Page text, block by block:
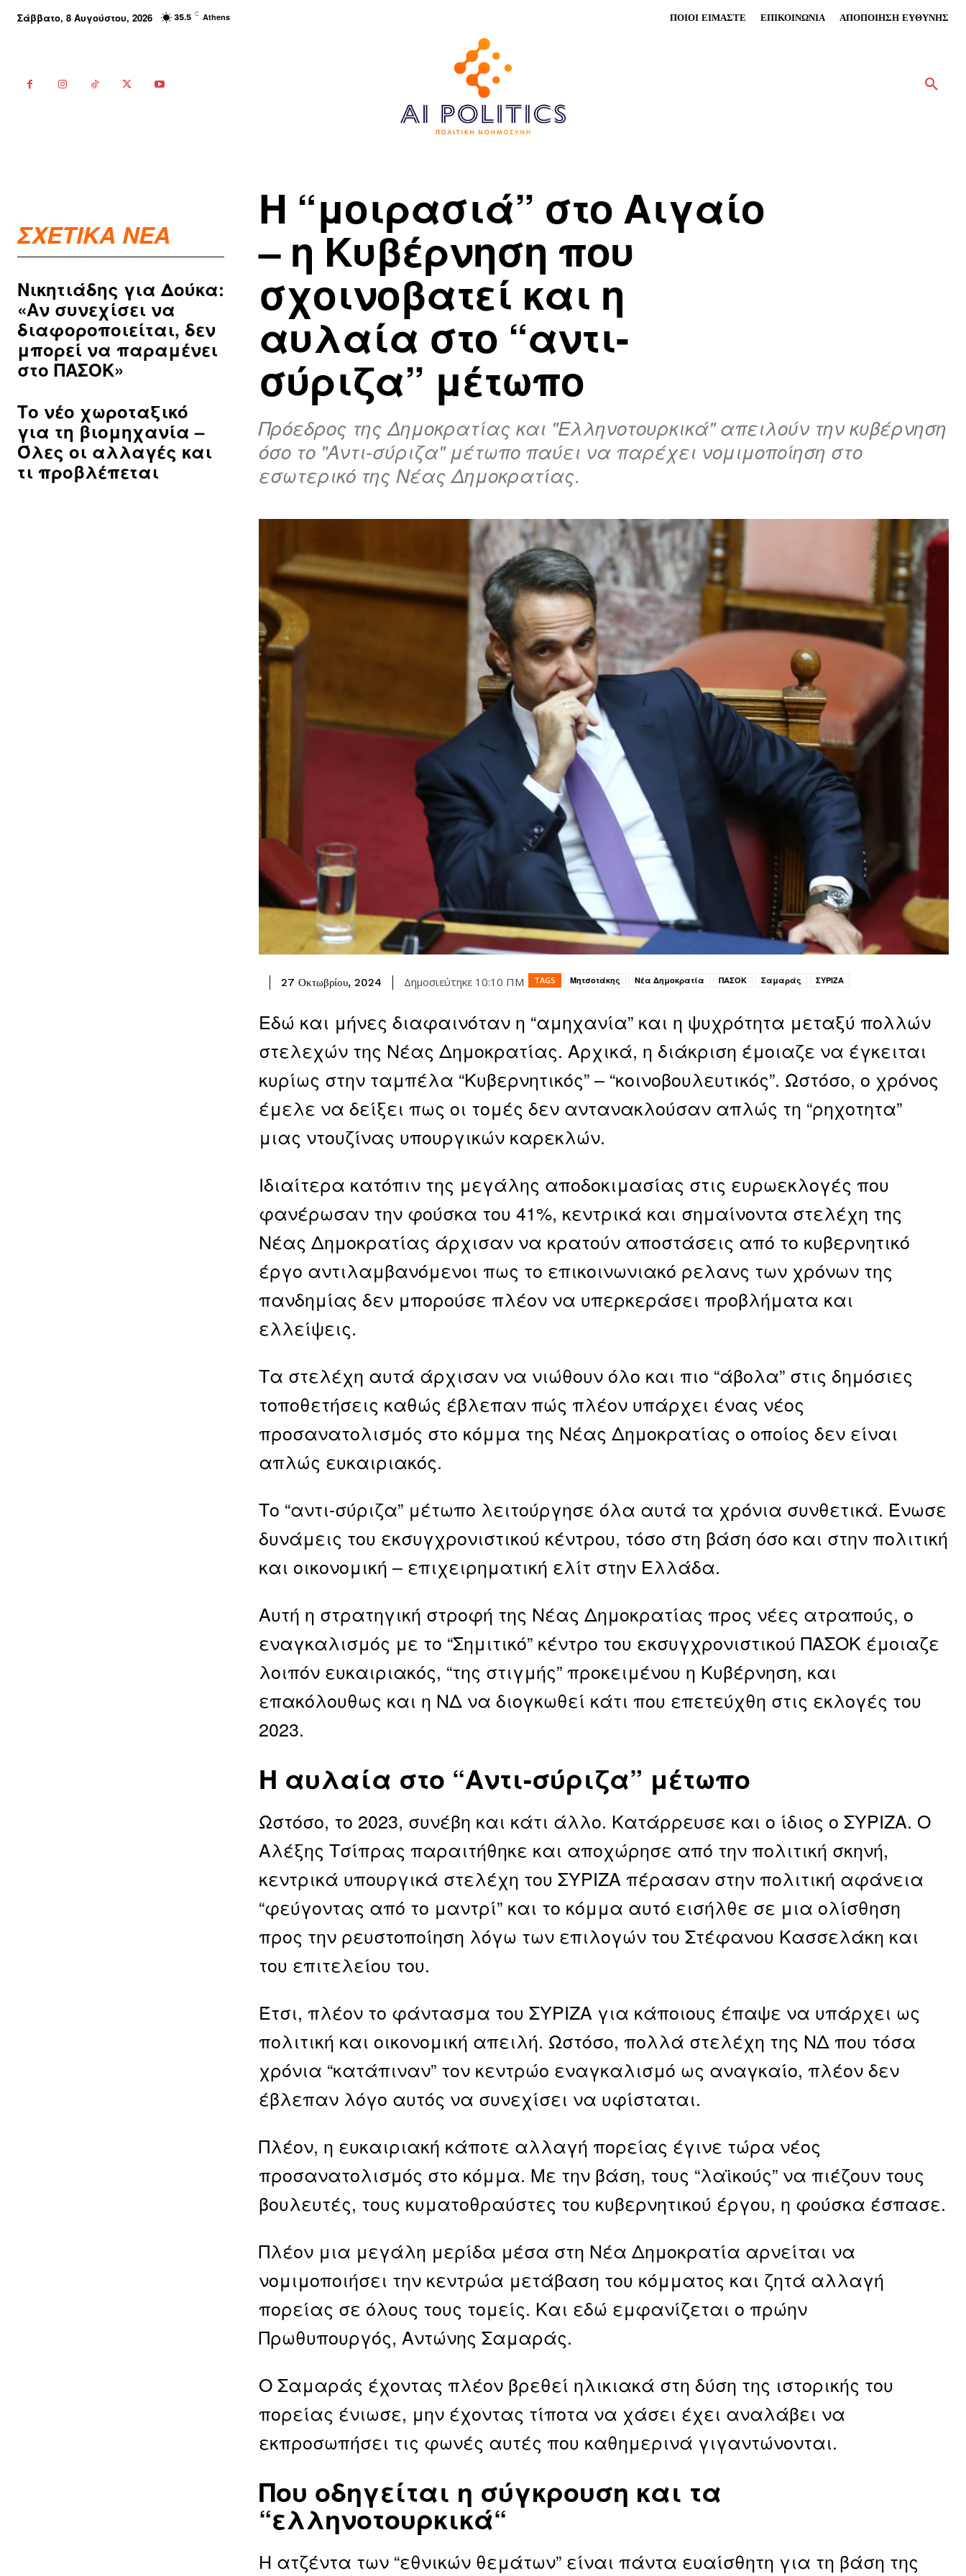
Σάββατο, 8 Αυγούστου, 2026 35.5 C Athens ΠΟΙΟΙ ΕΙΜΑΣΤΕ ΕΠΙΚΟΙΝΩΝΙΑ ΑΠΟΠΟΙΗΣΗ ΕΥΘΥΝΗΣ
ΣΧΕΤΙΚΑ ΝΕΑ
Νικητιάδης για Δούκα:
«Αν συνεχίσει να
διαφοροποιείται, δεν
μπορεί να παραμένει
στο ΠΑΣΟΚ»
Το νέο χωροταξικό
για τη βιομηχανία –
Όλες οι αλλαγές και
τι προβλέπεται
Η “μοιρασιά” στο Αιγαίο
– η Κυβέρνηση που
σχοινοβατεί και η
αυλαία στο “αντι-
σύριζα” μέτωπο
Πρόεδρος της Δημοκρατίας και "Ελληνοτουρκικά" απειλούν την κυβέρνηση
όσο το "Αντι-σύριζα" μέτωπο παύει να παρέχει νομιμοποίηση στο
εσωτερικό της Νέας Δημοκρατίας.
27 Οκτωβρίου, 2024 Δημοσιεύτηκε 10:10 ΠΜ TAGS Μητσοτάκης Νέα Δημοκρατία ΠΑΣΟΚ Σαμαράς ΣΥΡΙΖΑ
Εδώ και μήνες διαφαινόταν η “αμηχανία” και η ψυχρότητα μεταξύ πολλών
στελεχών της Νέας Δημοκρατίας. Αρχικά, η διάκριση έμοιαζε να έγκειται
κυρίως στην ταμπέλα “Κυβερνητικός” – “κοινοβουλευτικός”. Ωστόσο, ο χρόνος
έμελε να δείξει πως οι τομές δεν αντανακλούσαν απλώς τη “ρηχοτητα”
μιας ντουζίνας υπουργικών καρεκλών.
Ιδιαίτερα κατόπιν της μεγάλης αποδοκιμασίας στις ευρωεκλογές που
φανέρωσαν την φούσκα του 41%, κεντρικά και σημαίνοντα στελέχη της
Νέας Δημοκρατίας άρχισαν να κρατούν αποστάσεις από το κυβερνητικό
έργο αντιλαμβανόμενοι πως το επικοινωνιακό ρελανς των χρόνων της
πανδημίας δεν μπορούσε πλέον να υπερκεράσει προβλήματα και
ελλείψεις.
Τα στελέχη αυτά άρχισαν να νιώθουν όλο και πιο “άβολα” στις δημόσιες
τοποθετήσεις καθώς έβλεπαν πώς πλέον υπάρχει ένας νέος
προσανατολισμός στο κόμμα της Νέας Δημοκρατίας ο οποίος δεν είναι
απλώς ευκαιριακός.
Το “αντι-σύριζα” μέτωπο λειτούργησε όλα αυτά τα χρόνια συνθετικά. Ένωσε
δυνάμεις του εκσυγχρονιστικού κέντρου, τόσο στη βάση όσο και στην πολιτική
και οικονομική – επιχειρηματική ελίτ στην Ελλάδα.
Αυτή η στρατηγική στροφή της Νέας Δημοκρατίας προς νέες ατραπούς, ο
εναγκαλισμός με το “Σημιτικό” κέντρο του εκσυγχρονιστικού ΠΑΣΟΚ έμοιαζε
λοιπόν ευκαιριακός, “της στιγμής” προκειμένου η Κυβέρνηση, και
επακόλουθως και η ΝΔ να διογκωθεί κάτι που επετεύχθη στις εκλογές του
2023.
Η αυλαία στο “Αντι-σύριζα” μέτωπο
Ωστόσο, το 2023, συνέβη και κάτι άλλο. Κατάρρευσε και ο ίδιος ο ΣΥΡΙΖΑ. Ο
Αλέξης Τσίπρας παραιτήθηκε και αποχώρησε από την πολιτική σκηνή,
κεντρικά υπουργικά στελέχη του ΣΥΡΙΖΑ πέρασαν στην πολιτική αφάνεια
“φεύγοντας από το μαντρί” και το κόμμα αυτό εισήλθε σε μια ολίσθηση
προς την ρευστοποίηση λόγω των επιλογών του Στέφανου Κασσελάκη και
του επιτελείου του.
Έτσι, πλέον το φάντασμα του ΣΥΡΙΖΑ για κάποιους έπαψε να υπάρχει ως
πολιτική και οικονομική απειλή. Ωστόσο, πολλά στελέχη της ΝΔ που τόσα
χρόνια “κατάπιναν” τον κεντρώο εναγκαλισμό ως αναγκαίο, πλέον δεν
έβλεπαν λόγο αυτός να συνεχίσει να υφίσταται.
Πλέον, η ευκαιριακή κάποτε αλλαγή πορείας έγινε τώρα νέος
προσανατολισμός στο κόμμα. Με την βάση, τους “λαϊκούς” να πιέζουν τους
βουλευτές, τους κυματοθραύστες του κυβερνητικού έργου, η φούσκα έσπασε.
Πλέον μια μεγάλη μερίδα μέσα στη Νέα Δημοκρατία αρνείται να
νομιμοποιήσει την κεντρώα μετάβαση του κόμματος και ζητά αλλαγή
πορείας σε όλους τους τομείς. Και εδώ εμφανίζεται ο πρώην
Πρωθυπουργός, Αντώνης Σαμαράς.
Ο Σαμαράς έχοντας πλέον βρεθεί ηλικιακά στη δύση της ιστορικής του
πορείας ένιωσε, μην έχοντας τίποτα να χάσει έχει αναλάβει να
εκπροσωπήσει τις φωνές αυτές που καθημερινά γιγαντώνονται.
Που οδηγείται η σύγκρουση και τα
“ελληνοτουρκικά“
Η ατζέντα των “εθνικών θεμάτων” είναι πάντα ευαίσθητη για τη βάση της